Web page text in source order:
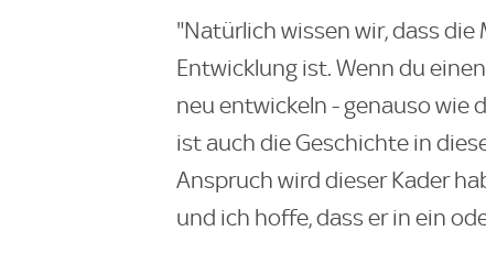
"Natürlich wissen wir, dass
Entwicklung ist. Wenn du
neu entwickeln - genauso wie
ist auch die Geschichte in
Anspruch wird dieser Kader
und ich hoffe, dass er in ein